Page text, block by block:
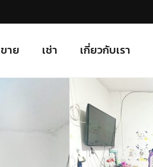
ขาย เช่า เกี่ยวกับเรา